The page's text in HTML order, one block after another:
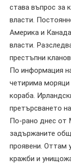
става въпрос за
власти.
Америка и
власти.
престъпни
По информация
четирима
кораба.
претърсването
По-рано днес от
задържаните
проявени. Оттам
кражби и